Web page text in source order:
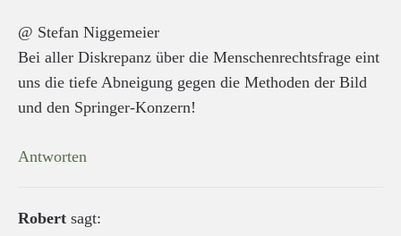
@ Stefan Niggemeier
Bei aller Diskrepanz über die Menschenrechtsfrage eint
uns die tiefe Abneigung gegen die Methoden der Bild
und den Springer-Konzern!
Antworten
Robert sagt: